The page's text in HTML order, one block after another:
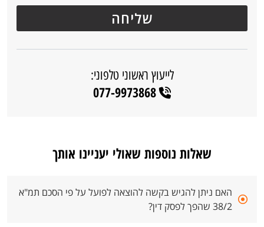
לייעוץ ראשוני טלפוני:
077-9973868
שאלות נוספות שאולי יעניינו אותך
האם ניתן להגיש בקשה להוצאה לפועל על פי הסכם תמ"א
38/2 שהפך לפסק דין?